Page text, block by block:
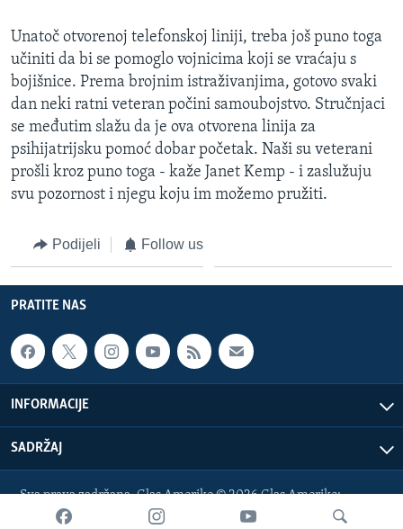
Unatoč otvorenoj telefonskoj liniji, treba još puno toga
učiniti da bi se pomoglo vojnicima koji se vraćaju s
bojišnice. Prema brojnim istraživanjima, gotovo svaki
dan neki ratni veteran počini samoubojstvo. Stručnjaci
se međutim slažu da je ova otvorena linija za
psihijatrijsku pomoć dobar početak. Naši su veterani
prošli kroz puno toga - kaže Janet Kemp - i zaslužuju
svu pozornost i njegu koju im možemo pružiti.
Podijeli Follow us
PRATITE NAS
INFORMACIJE
SADRŽAJ
Sva prava zadržana. Glas Amerike © 2026 Glas Amerike:
bosnian-service@voanews.com